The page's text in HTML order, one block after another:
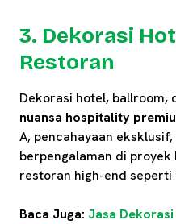
3. Dekorasi
Restoran
Dekorasi hotel, ballroom,
nuansa hospitality
A, pencahayaan
berpengalaman di
restoran high-end seperti
Baca Juga: Jasa